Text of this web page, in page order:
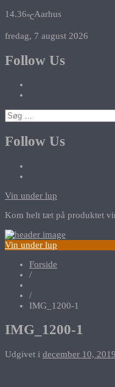
14.36℃Aarhus
fredag, 7 august 2026
Follow Us
Søg
efter:
Follow Us
Vin under lup
Kom helt tæt på produktet
Vin under lup
Forside
/
/
IMG_1200-1
IMG_1200-1
Udgivet i december 10, 2019